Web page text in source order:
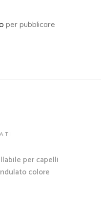
per pubblicare